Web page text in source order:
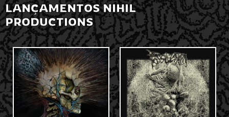
LANÇAMENTOS NIHIL
PRODUCTIONS